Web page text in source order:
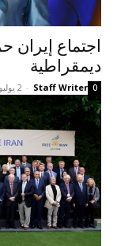
ديمقراطية
Staff Writer
- 2 يوليو 2023 0